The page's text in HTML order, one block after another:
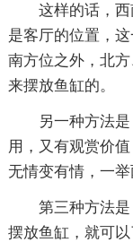
这样的话，
是客厅的位置，
南方位之外，北
来摆放鱼缸的。
另一种方法
用，又有观赏价
无情变有情，一举
第三种方法
摆放鱼缸，就可